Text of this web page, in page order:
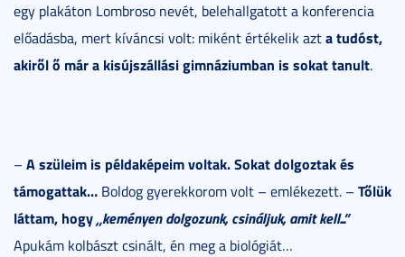
egy plakáton Lombroso nevét, belehallgatott a konferencia
előadásba, mert kíváncsi volt: miként értékelik azta tudóst,
akiről ő már a kisújszállási gimnáziumban is sokat tanult.
– A szüleim is példaképeim voltak. Sokat dolgoztak és
támogattak… Boldog gyerekkorom volt – emlékezett. – Tőlük
láttam, hogy„keményen dolgozunk, csináljuk, amit kell...”
Apukám kolbászt csinált, én meg a biológiát…